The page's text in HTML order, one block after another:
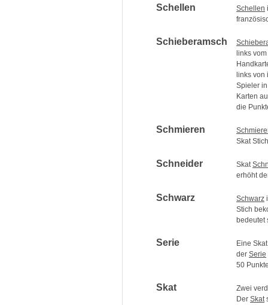
Schellen Schellen
Schieberamsch
links
links
Spieler
Karten
die
Schmieren
Skat
Schneider Skat
erhöht
Schwarz Schwarz
Stich
bedeutet
Serie
Eine
der Serie
50
Skat
Zwei
Der Skat